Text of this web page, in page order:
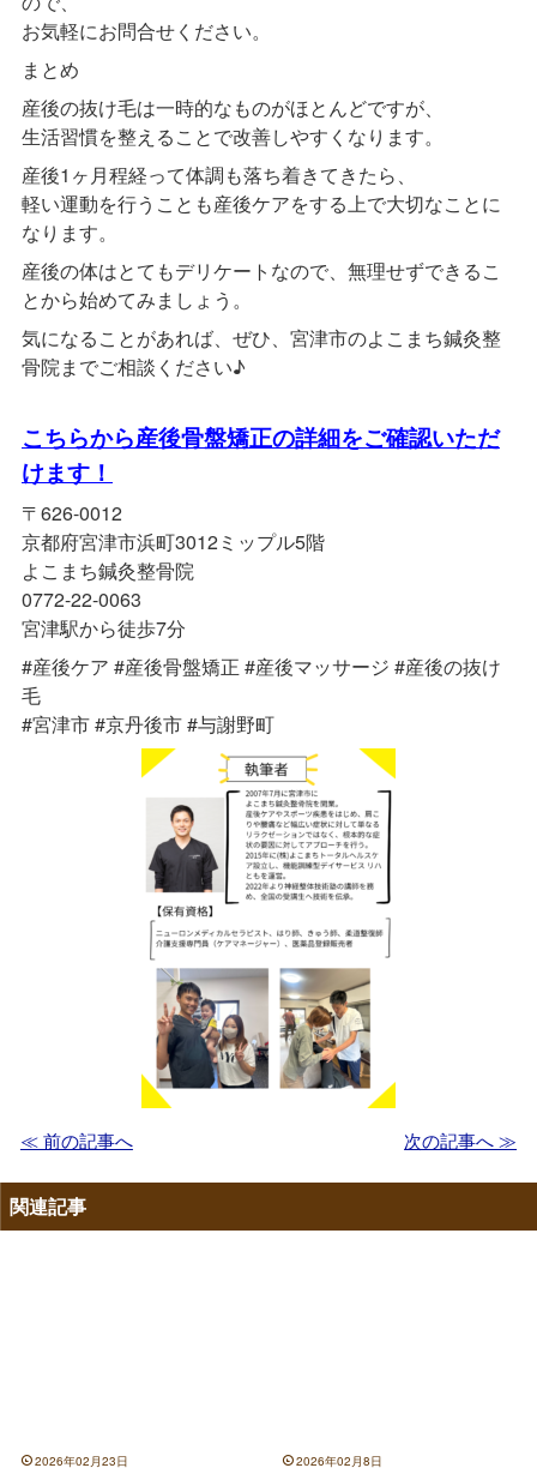
お気軽にお問合せください。
まとめ
産後の抜け毛は一時的なものがほとんどですが、
生活習慣を整えることで改善しやすくなります。
産後1ヶ月程経って体調も落ち着きてきたら、
軽い運動を行うことも産後ケアをする上で大切なことに
なります。
産後の体はとてもデリケートなので、無理せずできるこ
とから始めてみましょう。
気になることがあれば、ぜひ、宮津市のよこまち鍼灸整
骨院までご相談ください♪
こちらから産後骨盤矯正の詳細をご確認いただ
けます！
〒626-0012
京都府宮津市浜町3012ミップル5階
よこまち鍼灸整骨院
0772-22-0063
宮津駅から徒歩7分
#産後ケア #産後骨盤矯正 #産後マッサージ #産後の抜け
毛
#宮津市 #京丹後市 #与謝野町
≪ 前の記事へ 次の記事へ ≫
関連記事
2026年02月23日 2026年02月8日